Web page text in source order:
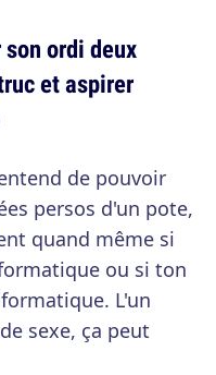
ordi deux
et aspirer
de pouvoir
persos d'un pote,
quand même si
ou si ton
L'un
sexe, ça peut